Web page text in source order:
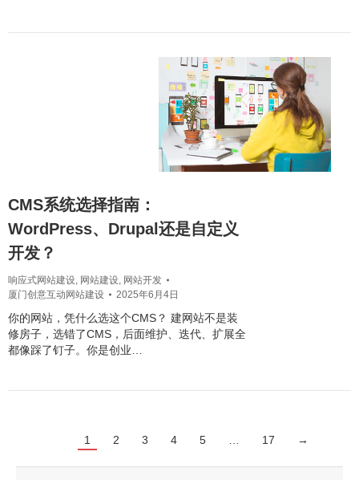
CMS系统选择指南：
WordPress、Drupal还是自定义
开发？
响应式网站建设, 网站建设, 网站开发
厦门创意互动网站建设
2025年6月4日
你的网站，凭什么选这个CMS？ 建网站不是装
修房子，选错了CMS，后面维护、迭代、扩展全
都像踩了钉子。你是创业…
1 2 3 4 5 … 17 →